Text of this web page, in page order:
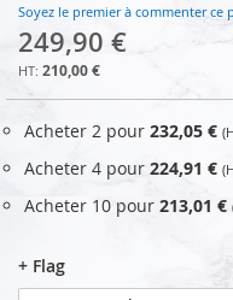
of
the
images
gallery
Soyez le premier à commenter ce
249,90 €
210,00 €
Acheter 2 pour 232,05 €
Acheter 4 pour 224,91 €
Acheter 10 pour 213,01 €
+ Flag